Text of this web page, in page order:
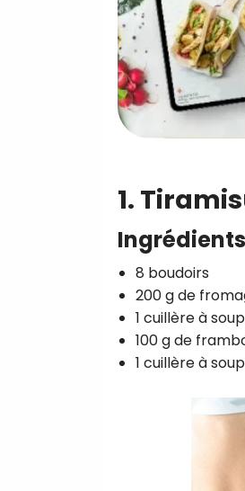
1.
8 boudoirs
200 g de
1 cuillère à
100 g de
1 cuillère à